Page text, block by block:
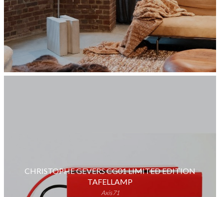
CHRISTOPHE GEVERS CG01 LIMITED EDITION
TAFELLAMP
Axis71